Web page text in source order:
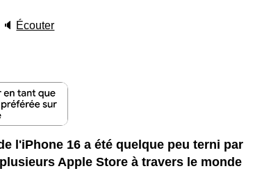
🔈 Écouter
l'iPhone 16 a été quelque peu terni par
Apple Store à travers le monde